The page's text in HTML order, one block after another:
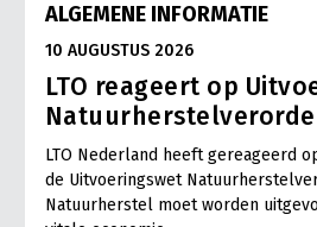
ALGEMENE INFORMATIE
10 AUGUSTUS 2026
LTO reageert op
LTO Nederland heeft gereageerd
de Uitvoeringswet
Natuurherstel moet worden